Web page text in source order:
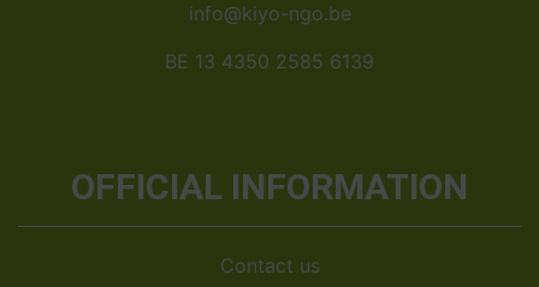
info@kiyo-ngo.be
BE 13 4350 2585 6139
OFFICIAL INFORMATION
Contact us